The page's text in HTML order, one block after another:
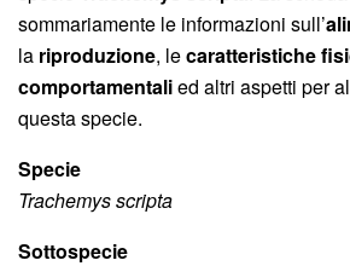
sommariamente le informazioni sull’
la riproduzione, lecaratteristiche
comportamentalied altri aspetti per
questa specie.
Specie
Trachemys scripta
Sottospecie